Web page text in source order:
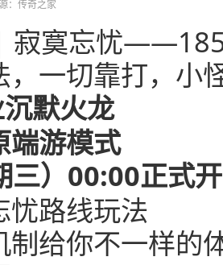
：传奇之家
寂寞忘忧
，一切靠打，小
默火龙
端游模式
三）00:00正式
忧路线玩法
制给你不一样的